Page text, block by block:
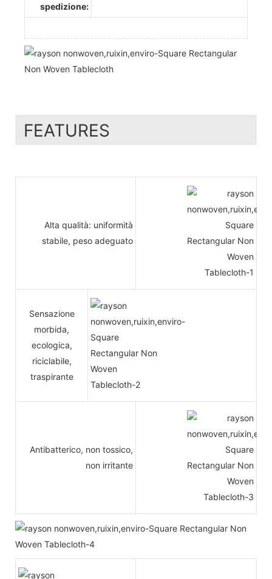
spedizione:
FEATURES
Alta qualità: uniformità
stabile, peso adeguato
Sensazione
morbida,
ecologica,
riciclabile,
traspirante
Antibatterico, non tossico,
non irritante